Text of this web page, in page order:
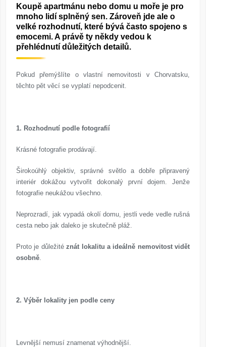
Koupě apartmánu nebo domu u moře je pro
mnoho lidí splněný sen. Zároveň jde ale o
velké rozhodnutí, které bývá často spojeno s
emocemi. A právě ty někdy vedou k
přehlédnutí důležitých detailů.
Pokud přemýšlíte o vlastní nemovitosti v Chorvatsku,
těchto pět věcí se vyplatí nepodcenit.
1. Rozhodnutí podle fotografií
Krásné fotografie prodávají.
Širokoúhlý objektiv, správné světlo a dobře připravený
interiér dokážou vytvořit dokonalý první dojem. Jenže
fotografie neukážou všechno.
Neprozradí, jak vypadá okolí domu, jestli vede vedle rušná
cesta nebo jak daleko je skutečně pláž.
Proto je důležitéznát lokalitu a ideálně nemovitost vidět
osobně.
2. Výběr lokality jen podle ceny
Levnější nemusí znamenat výhodnější.